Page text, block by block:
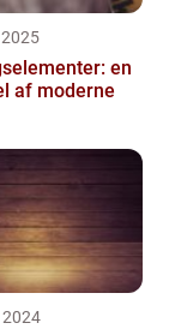
en
af moderne